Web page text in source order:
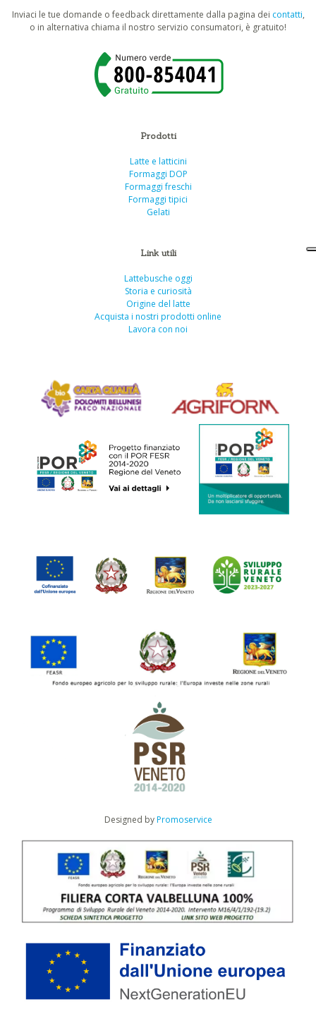
Inviaci le tue domande o feedback direttamente dalla pagina dei contatti,
o in alternativa chiama il nostro servizio consumatori, è gratuito!
Prodotti
Latte e latticini
Formaggi DOP
Formaggi freschi
Formaggi tipici
Gelati
Link utili
Lattebusche oggi
Storia e curiosità
Origine del latte
Acquista i nostri prodotti online
Lavora con noi
Designed byPromoservice